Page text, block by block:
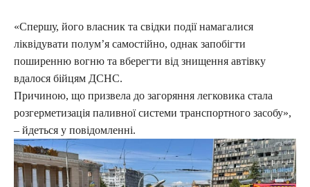
«Спершу, його власник та свідки події намагалися
ліквідувати полум’я самостійно, однак запобігти
поширенню вогню та вберегти від знищення автівку
вдалося бійцям ДСНС.
Причиною, що призвела до загоряння легковика стала
розгерметизація паливної системи транспортного засобу»,
– йдеться у повідомленні.